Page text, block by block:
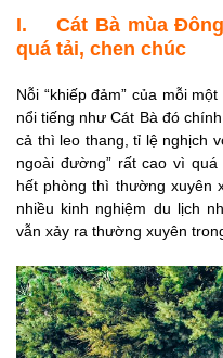
hải sản ngon nhất trong
năm
Đông dành cho những
con người thư thái,
không vội vã
VI. Du lịch Cát Bà mùa
Đông đi đâu?
I. Cát Bà mùa
quá tải, chen chúc
Nỗi “khiếp đảm” của mỗi
nổi tiếng như Cát Bà đó
cả thì leo thang, tỉ lệ nghịch
ngoài đường” rất cao vì
hết phòng thì thường xuyên
nhiều kinh nghiệm du lịch
vẫn xảy ra thường xuyên